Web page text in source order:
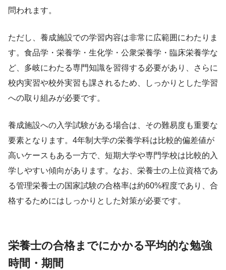
問われます。
ただし、養成施設での学習内容は非常に広範囲にわたりま
す。食品学・栄養学・生化学・公衆栄養学・臨床栄養学な
ど、多岐にわたる専門知識を習得する必要があり、さらに
校内実習や校外実習も課されるため、しっかりとした学習
への取り組みが必要です。
養成施設への入学試験がある場合は、その難易度も重要な
要素となります。4年制大学の栄養学科は比較的偏差値が
高いケースもある一方で、短期大学や専門学校は比較的入
学しやすい傾向があります。なお、栄養士の上位資格であ
る管理栄養士の国家試験の合格率は約60%程度であり、合
格するためにはしっかりとした対策が必要です。
栄養士の合格までにかかる平均的な勉強
時間・期間